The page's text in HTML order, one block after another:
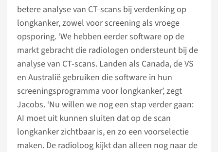
betere analyse van CT-scans bij verdenking op
longkanker, zowel voor screening als vroege
opsporing. ‘We hebben eerder software op de
markt gebracht die radiologen ondersteunt bij de
analyse van CT-scans. Landen als Canada, de VS
en Australië gebruiken die software in hun
screeningsprogramma voor longkanker’, zegt
Jacobs. ‘Nu willen we nog een stap verder gaan:
AI moet uit kunnen sluiten dat op de scan
longkanker zichtbaar is, en zo een voorselectie
maken. De radioloog kijkt dan alleen nog naar de